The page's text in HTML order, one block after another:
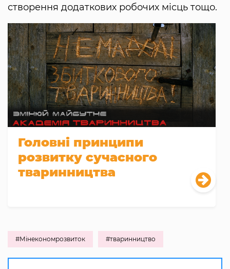
створення додаткових робочих місць тощо.
Головні принципи
розвитку сучасного
тваринництва
#Мінекономрозвиток #тваринництво